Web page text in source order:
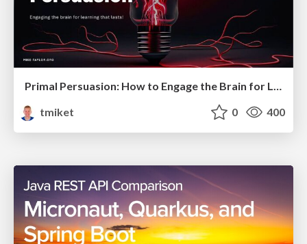
Primal Persuasion: How to Engage the Brain for Learning That Lasts
tmiket
0 400